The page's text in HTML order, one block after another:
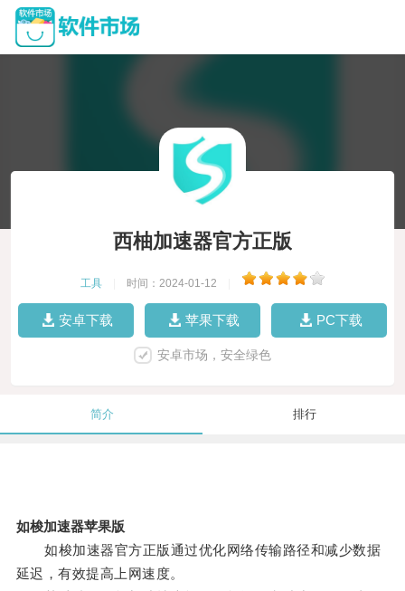
西柚加速器官方正版
工具 时间：2024-01-12
安卓下载 苹果下载 PC下载
安卓市场，安全绿色
简介 排行
如梭加速器苹果版
如梭加速器官方正版通过优化网络传输路径和减少数据
延迟，有效提高上网速度。